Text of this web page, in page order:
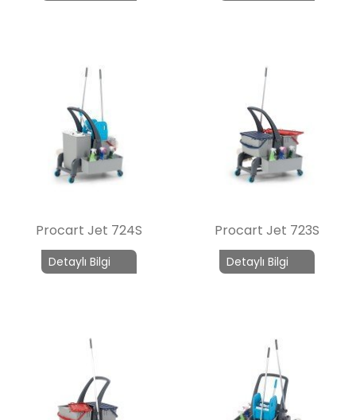
Procart Jet 724S
Detaylı Bilgi
Procart Jet 723S
Detaylı Bilgi